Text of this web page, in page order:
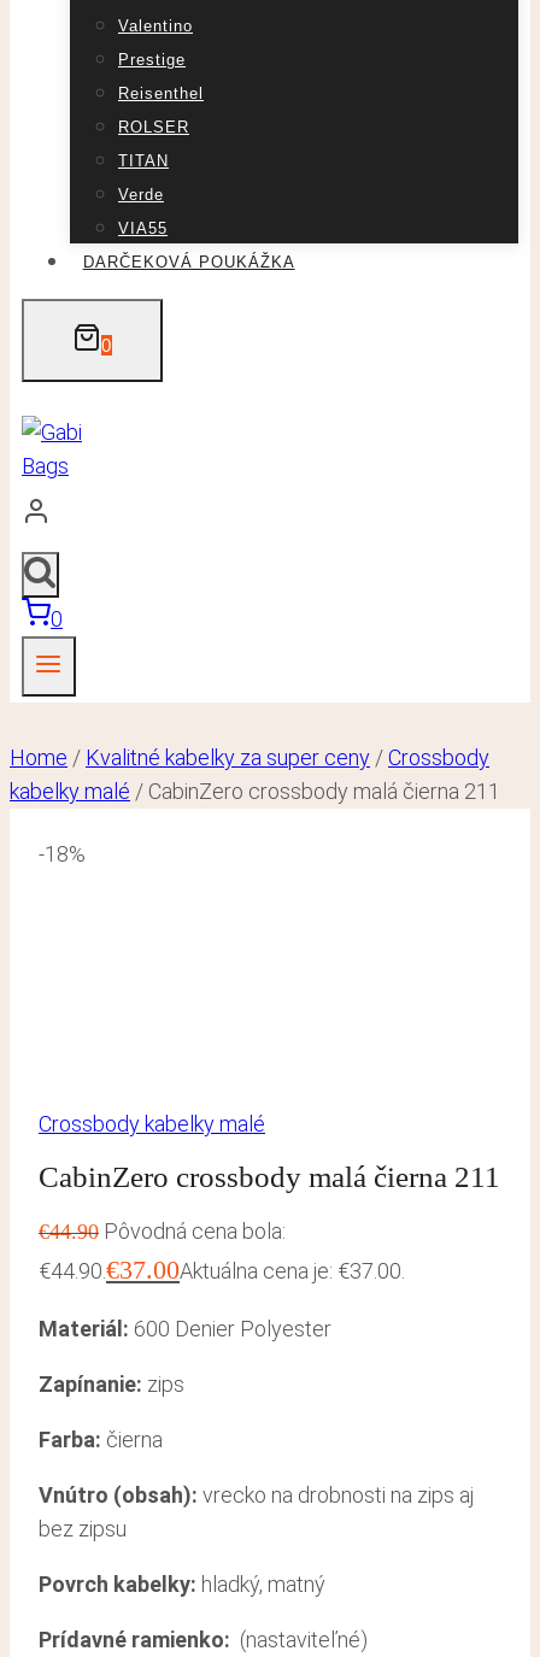
Valentino
Prestige
Reisenthel
ROLSER
TITAN
Verde
VIA55
DARČEKOVÁ POUKÁŽKA
0
0
Home / Kvalitné kabelky za super ceny /Crossbody
kabelky malé / CabinZero crossbody malá čierna 211
-18%
Crossbody kabelky malé
CabinZero crossbody malá čierna 211
€44.90 Pôvodná cena bola:
€44.90.€37.00Aktuálna cena je: €37.00.
Materiál: 600 Denier Polyester
Zapínanie: zips
Farba: čierna
Vnútro (obsah): vrecko na drobnosti na zips aj
bez zipsu
Povrch kabelky: hladký, matný
Prídavné ramienko: (nastaviteľné)